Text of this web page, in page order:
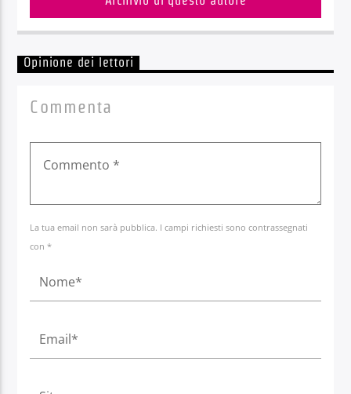
Opinione dei lettori
Commenta
La tua email non sarà pubblica. I campi richiesti sono contrassegnati
con *